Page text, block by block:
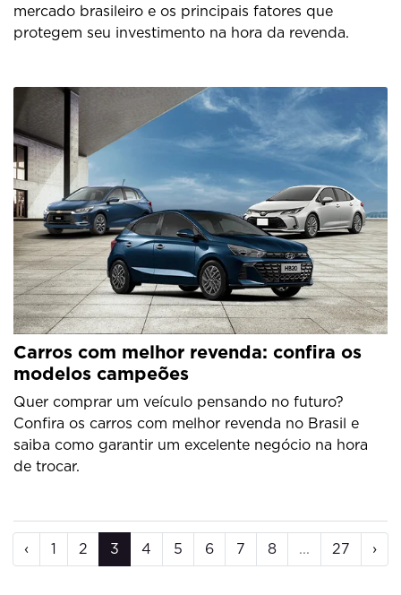
mercado brasileiro e os principais fatores que
protegem seu investimento na hora da revenda.
Carros com melhor revenda: confira os
modelos campeões
Quer comprar um veículo pensando no futuro?
Confira os carros com melhor revenda no Brasil e
saiba como garantir um excelente negócio na hora
de trocar.
‹ 1 2 3 4 5 6 7 8 ... 27 ›